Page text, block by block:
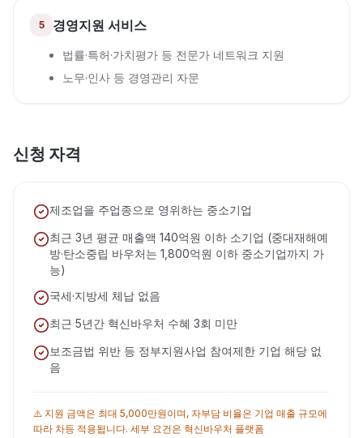
5 경영지원 서비스
법률·특허·가치평가 등 전문가 네트워크 지원
노무·인사 등 경영관리 자문
신청 자격
제조업을 주업종으로 영위하는 중소기업
최근 3년 평균 매출액 140억원 이하 소기업 (중대재해예
방·탄소중립 바우처는 1,800억원 이하 중소기업까지 가
능)
국세·지방세 체납 없음
최근 5년간 혁신바우처 수혜 3회 미만
보조금법 위반 등 정부지원사업 참여제한 기업 해당 없
음
⚠️ 지원 금액은 최대 5,000만원이며, 자부담 비율은 기업 매출 규모에
따라 차등 적용됩니다. 세부 요건은 혁신바우처 플랫폼